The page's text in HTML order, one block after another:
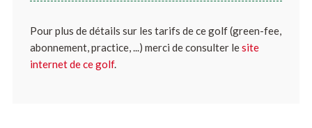
Pour plus de détails sur les tarifs de ce golf (green-fee,
abonnement, practice, ...) merci de consulter lesite
internet de ce golf.